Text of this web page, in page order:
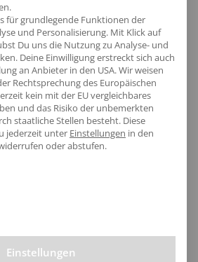
ab37,34€ /Stk.
ab37,50
für grundlegende Funktionen der
und Personalisierung. Mit Klick auf
Du uns die Nutzung zu Analyse- und
Deine Einwilligung erstreckt sich auch
an Anbieter in den USA. Wir weisen
Rechtsprechung des Europäischen
kein mit der EU vergleichbares
und das Risiko der unbemerkten
staatliche Stellen besteht. Diese
jederzeit unter Einstellungen in den
oder abstufen.
der Service-Gruppen, für die eine
Einstellungen